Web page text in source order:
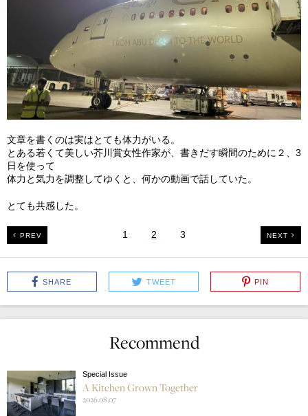
文章を書くのは実はとても体力がいる。
とある若くて美しい芥川賞女性作家が、書きだす瞬間のために２、3
日を使って
体力と気力を調整してゆくと、何かの動画で話していた。
とても共感した。
PREV NEXT
1 2 3
SHARE TWEET PIN
Recommend
Special Issue
A Kitchen Grown Together
2026.08.07